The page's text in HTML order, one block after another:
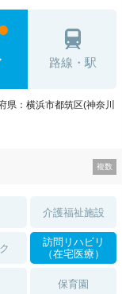
路線・駅
県：横浜市都筑区(神奈川
介護福祉施設
訪問リハビリ
（在宅医療）
保育園